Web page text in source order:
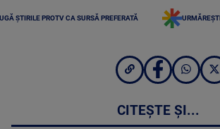
ȘTIRILE PROTV CA SURSĂ PREFERATĂ
CITEȘTE ȘI...